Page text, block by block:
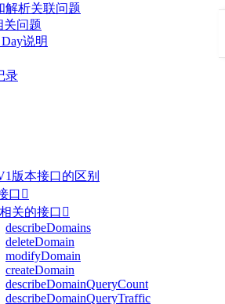
解析关联问题
关问题
说明
录
版本接口的区别
口 
关的接口 
describeDomains
deleteDomain
modifyDomain
createDomain
describeDomainQueryCount
describeDomainQueryTraffic